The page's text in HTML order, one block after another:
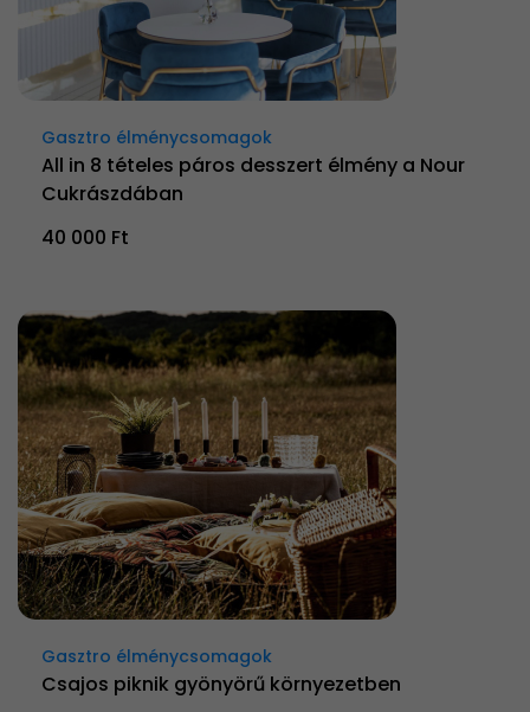
Gasztro élménycsomagok
All in 8 tételes páros desszert élmény a Nour
Cukrászdában
40 000 Ft
Gasztro élménycsomagok
Csajos piknik gyönyörű környezetben